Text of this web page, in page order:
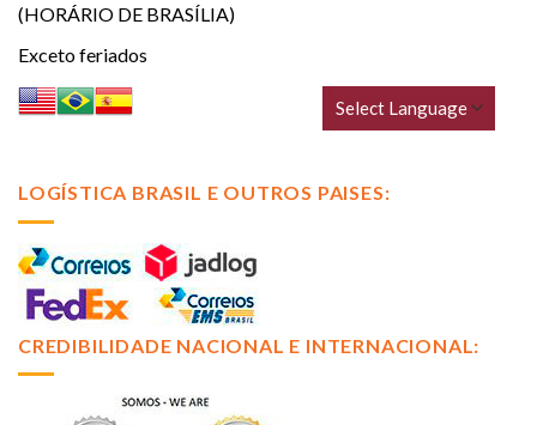
(HORÁRIO DE BRASÍLIA)
Exceto feriados
LOGÍSTICA BRASIL E OUTROS PAISES:
CREDIBILIDADE NACIONAL E INTERNACIONAL: